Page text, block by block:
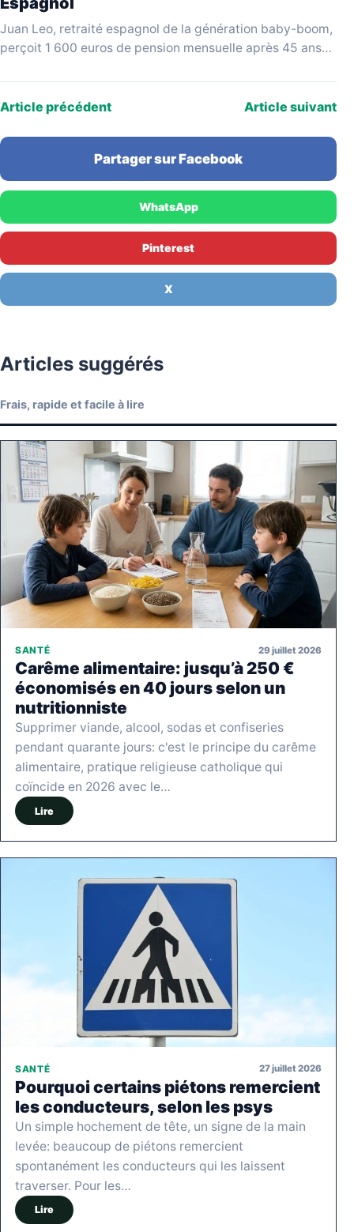
Juan Leo, retraité espagnol de la génération baby-boom,
perçoit 1 600 euros de pension mensuelle après 45 ans
Article précédent Article suivant
Partager sur Facebook
WhatsApp
Pinterest
X
Articles suggérés
Frais, rapide et facile à lire
SANTÉ 29 juillet 2026
Carême alimentaire: jusqu’à 250 €
économisés en 40 jours selon un
nutritionniste
Supprimer viande, alcool, sodas et confiseries
pendant quarante jours: c'est le principe du carême
alimentaire, pratique religieuse catholique qui
coïncide en 2026 avec le…
Lire
SANTÉ 27 juillet 2026
Pourquoi certains piétons remercient
les conducteurs, selon les psys
Un simple hochement de tête, un signe de la main
levée: beaucoup de piétons remercient
spontanément les conducteurs qui les laissent
traverser. Pour les…
Lire